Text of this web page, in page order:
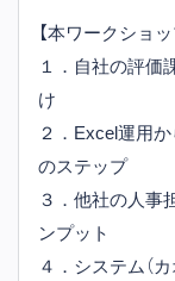
【本ワークショ
１．自社の評価
け
２．Excel運用
のステップ
３．他社の人事
ンプット
４．システム（